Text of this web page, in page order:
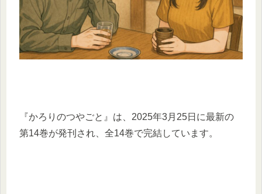
『かろりのつやごと』は、2025年3月25日に最新の
第14巻が発刊され、全14巻で完結しています。